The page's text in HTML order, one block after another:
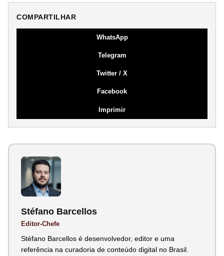
COMPARTILHAR
WhatsApp
Telegram
Twitter / X
Facebook
Imprimir
Stéfano Barcellos
Editor-Chefe
Stéfano Barcellos é desenvolvedor, editor e uma
referência na curadoria de conteúdo digital no Brasil.